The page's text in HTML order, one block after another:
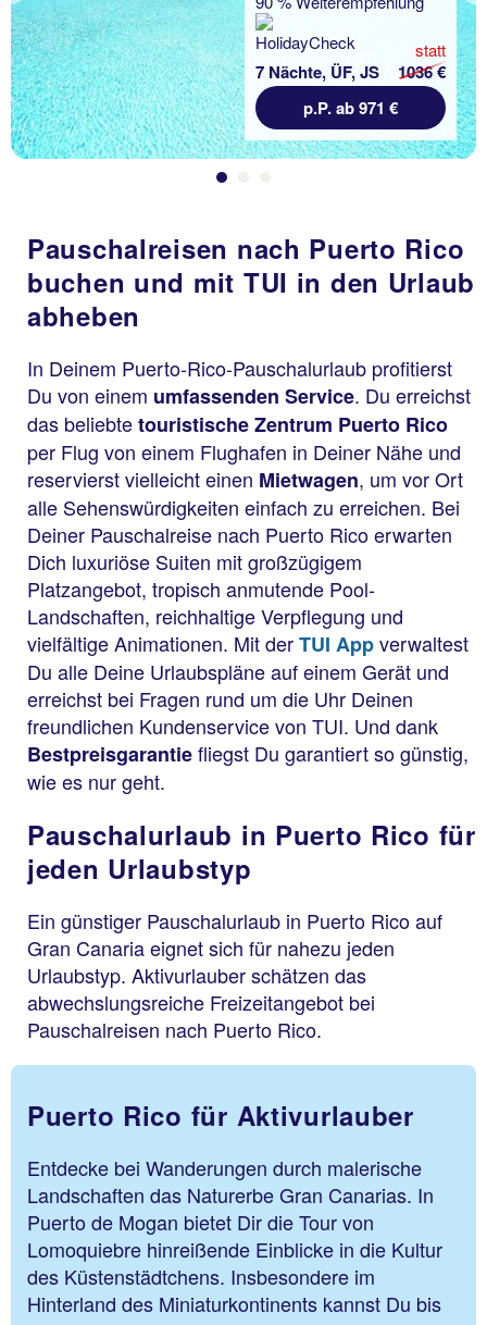
7 Nächte, ÜF, JS
statt
1036 €
p.P. ab 971 €
Pauschalreisen nach Puerto Rico
buchen und mit TUI in den Urlaub
abheben
In Deinem Puerto-Rico-Pauschalurlaub profitierst
Du von einem umfassenden Service. Du erreichst
das beliebtetouristische Zentrum Puerto Rico
per Flug von einem Flughafen in Deiner Nähe und
reservierst vielleicht einen Mietwagen, um vor Ort
alle Sehenswürdigkeiten einfach zu erreichen. Bei
Deiner Pauschalreise nach Puerto Rico erwarten
Dich luxuriöse Suiten mit großzügigem
Platzangebot, tropisch anmutende Pool-
Landschaften, reichhaltige Verpflegung und
vielfältige Animationen. Mit derTUI Appverwaltest
Du alle Deine Urlaubspläne auf einem Gerät und
erreichst bei Fragen rund um die Uhr Deinen
freundlichen Kundenservice von TUI. Und dank
Bestpreisgarantiefliegst Du garantiert so günstig,
wie es nur geht.
Pauschalurlaub in Puerto Rico für
jeden Urlaubstyp
Ein günstiger Pauschalurlaub in Puerto Rico auf
Gran Canaria eignet sich für nahezu jeden
Urlaubstyp. Aktivurlauber schätzen das
abwechslungsreiche Freizeitangebot bei
Pauschalreisen nach Puerto Rico.
Puerto Rico für Aktivurlauber
Entdecke bei Wanderungen durch malerische
Landschaften das Naturerbe Gran Canarias. In
Puerto de Mogan bietet Dir die Tour von
Lomoquiebre hinreißende Einblicke in die Kultur
des Küstenstädtchens. Insbesondere im
Hinterland des Miniaturkontinents kannst Du bis